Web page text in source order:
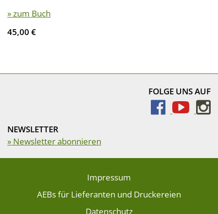
» zum Buch
45,00 €
FOLGE UNS AUF
NEWSLETTER
» Newsletter abonnieren
Impressum
AEBs für Lieferanten und Druckereien
Datenschutz